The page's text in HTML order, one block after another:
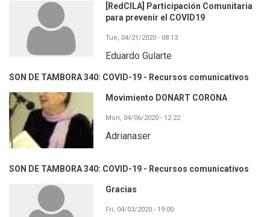
[RedCILA] Participación Comunitaria
para prevenir el COVID19
Tue, 04/21/2020 - 08:13
Eduardo Gularte
SON DE TAMBORA 340: COVID-19 - Recursos comunicativos
Movimiento DONART CORONA
Mon, 04/06/2020 - 12:22
Adrianaser
SON DE TAMBORA 340: COVID-19 - Recursos comunicativos
Gracias
Fri, 04/03/2020 - 19:00